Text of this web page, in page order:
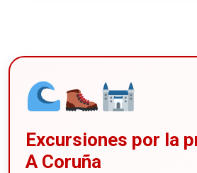
Excursiones por la
A Coruña